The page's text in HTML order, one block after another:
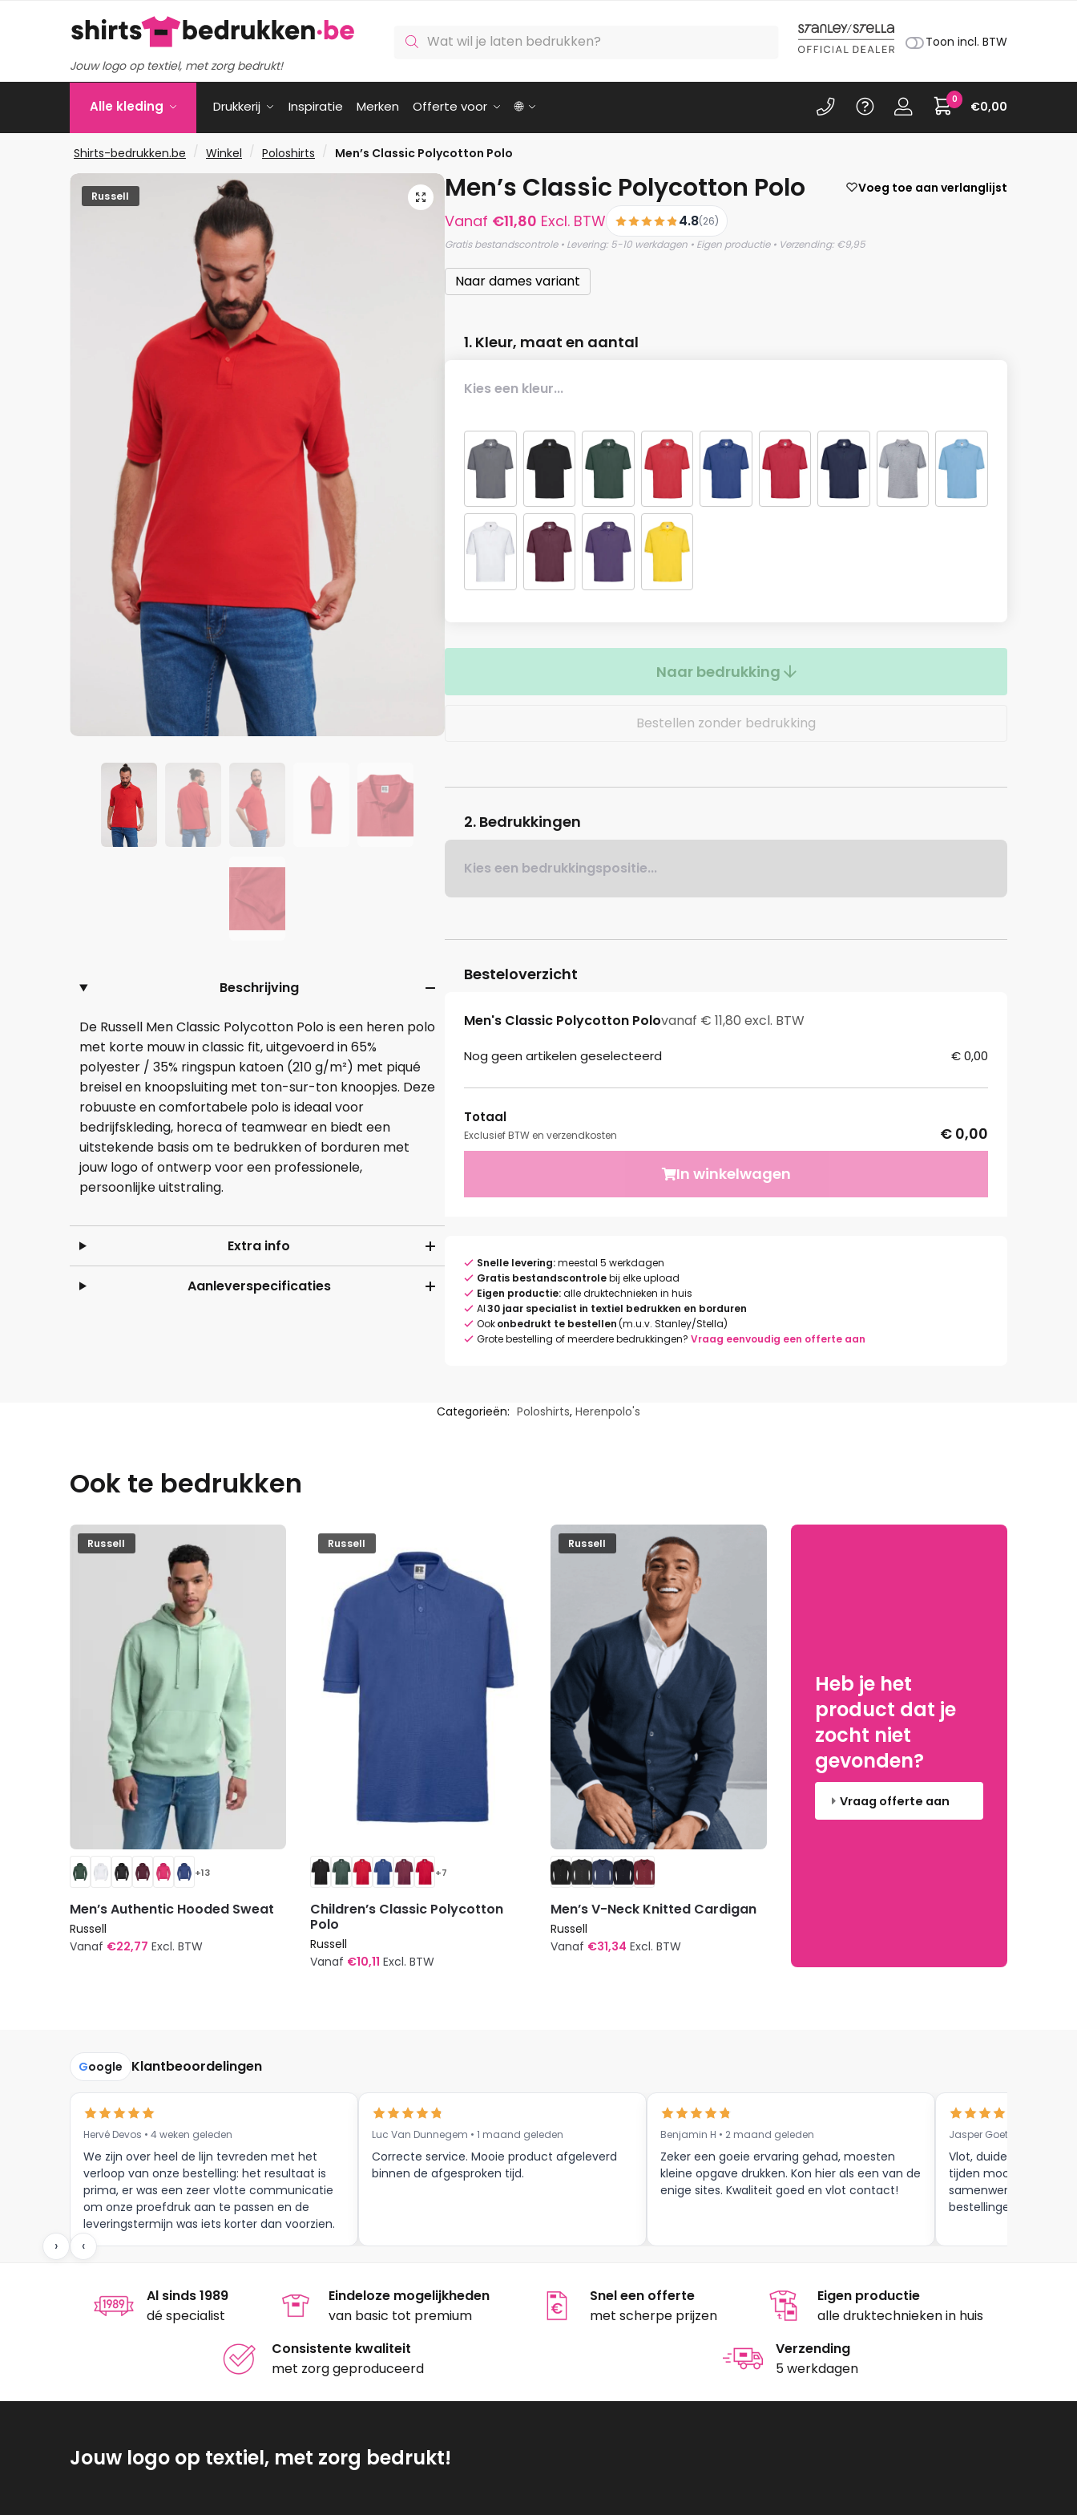
Jouw logo op textiel, met zorg bedrukt!
zoeken Toon incl. BTW
Alle kleding Drukkerij Inspiratie Merken Offerte voor 🌐 €0,00
0
Shirts-bedrukken.be / Winkel / Poloshirts / Men’s Classic Polycotton Polo
🔍
Russell
Beschrijving
De Russell Men Classic Polycotton Polo is een heren polo
met korte mouw in classic fit, uitgevoerd in 65%
polyester / 35% ringspun katoen (210 g/m²) met piqué
breisel en knoopsluiting met ton-sur-ton knoopjes. Deze
robuuste en comfortabele polo is ideaal voor
bedrijfskleding, horeca of teamwear en biedt een
uitstekende basis om te bedrukken of borduren met
jouw logo of ontwerp voor een professionele,
persoonlijke uitstraling.
Extra info
Aanleverspecificaties
Men’s Classic Polycotton Polo Voeg toe aan verlanglijst
Vanaf €11,80 Excl. BTW 4.8(26)
Gratis bestandscontrole • Levering: 5-10 werkdagen • Eigen productie • Verzending: €9,95
Naar dames variant
1. Kleur, maat en aantal
Kies een kleur...
Naar bedrukking
Bestellen zonder bedrukking
2. Bedrukkingen
Kies een bedrukkingspositie...
Besteloverzicht
Men's Classic Polycotton Polovanaf € 11,80 excl. BTW
Nog geen artikelen geselecteerd € 0,00
Totaal
Exclusief BTW en verzendkosten
€ 0,00
In winkelwagen
Snelle levering:meestal 5 werkdagen
Gratis bestandscontrolebij elke upload
Eigen productie:alle druktechnieken in huis
Al30 jaar specialist in textiel bedrukken en borduren
Ookonbedrukt te bestellen(m.u.v. Stanley/Stella)
Grote bestelling of meerdere bedrukkingen? Vraag eenvoudig een offerte aan
Categorieën: Poloshirts, Herenpolo's
Ook te bedrukken
Russell
+13
Men’s Authentic Hooded Sweat
Russell
Vanaf €22,77 Excl. BTW
variaties.
Deze
optie
kan
gekozen
worden
op
de
productpagina
Russell
+7
Children’s Classic Polycotton
Polo
Russell
Vanaf €10,11 Excl. BTW
Deze
gekozen
worden
op
productpagina
Russell
Men’s V-Neck Knitted Cardigan
Russell
Vanaf €31,34 Excl. BTW
optie
gekozen
worden
Heb je het
product dat je
zocht niet
gevonden?
Vraag offerte aan
Google Klantbeoordelingen
Hervé Devos • 4 weken geleden
We zijn over heel de lijn tevreden met het
verloop van onze bestelling: het resultaat is
prima, er was een zeer vlotte communicatie
om onze proefdruk aan te passen en de
leveringstermijn was iets korter dan voorzien.
Meer moet dat niet zijn.
Luc Van Dunnegem • 1 maand geleden
Correcte service. Mooie product afgeleverd
binnen de afgesproken tijd.
Benjamin H • 2 maand geleden
Zeker een goeie ervaring gehad, moesten
kleine opgave drukken. Kon hier als een van de
enige sites. Kwaliteit goed en vlot contact!
Jasper Goethals • 9
Vlot, duidelijke
tijden mooie
samenwerking tot
bestellingen , zijn
‹
›
Al sinds 1989
dé specialist
Eindeloze mogelijkheden
van basic tot premium
Snel een offerte
met scherpe prijzen
Eigen productie
alle druktechnieken in huis
Consistente kwaliteit
met zorg geproduceerd
Verzending
5 werkdagen
Jouw logo op textiel, met zorg bedrukt!